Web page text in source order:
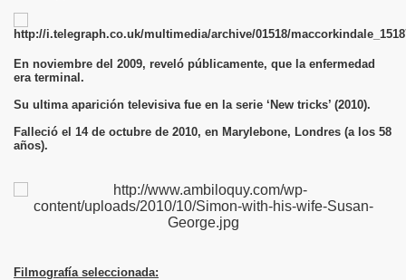
En noviembre del 2009, reveló públicamente, que la enfermedad
era terminal.
Su ultima aparición televisiva fue en la serie ‘New tricks’ (2010).
Falleció el 14 de octubre de 2010, en Marylebone, Londres (a los 58
años).
Filmografía seleccionada: